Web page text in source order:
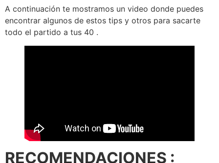
A continuación te mostramos un video donde puedes
encontrar algunos de estos tips y otros para sacarte
todo el partido a tus 40 .
RECOMENDACIONES :